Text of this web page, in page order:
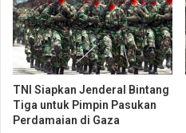
TNI Siapkan Jenderal Bintang
Tiga untuk Pimpin Pasukan
Perdamaian di Gaza